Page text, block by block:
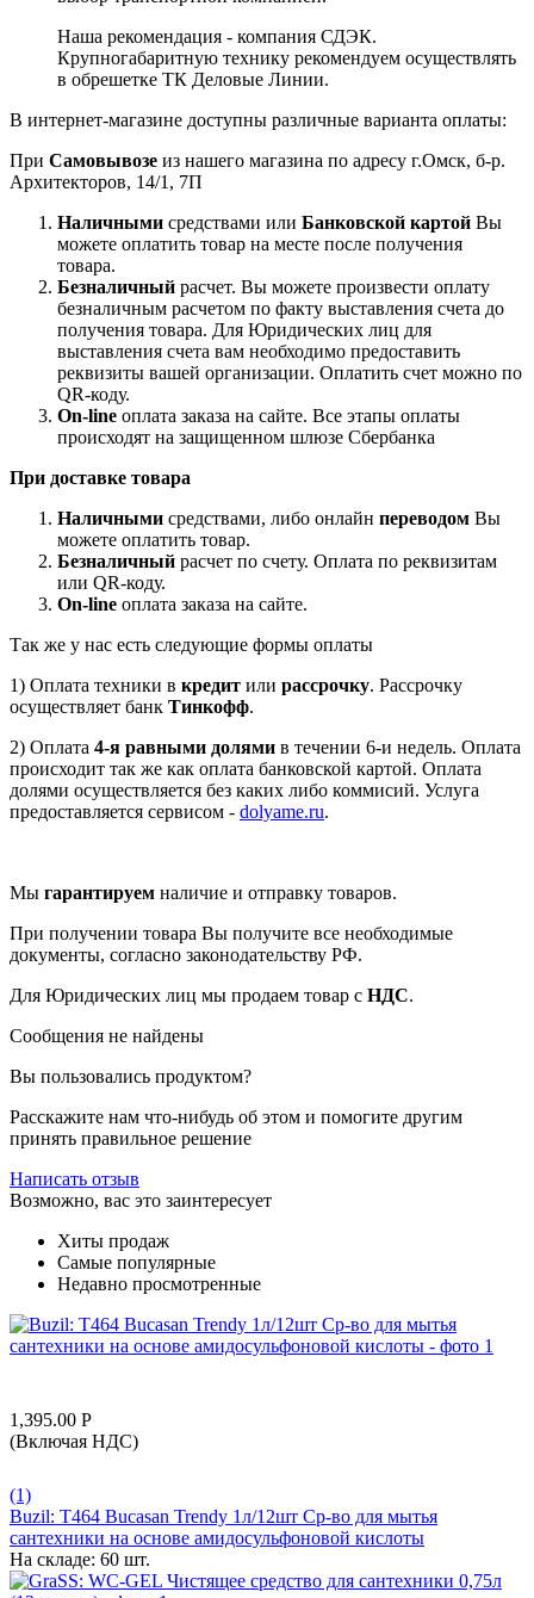
Наша рекомендация - компания СДЭК.
Крупногабаритную технику рекомендуем осуществлять
в обрешетке ТК Деловые Линии.
В интернет-магазине доступны различные варианта оплаты:
При Самовывозе из нашего магазина по адресу г.Омск, б-р.
Архитекторов, 14/1, 7П
Наличными средствами или Банковской картой Вы
можете оплатить товар на месте после получения
товара.
Безналичный расчет. Вы можете произвести оплату
безналичным расчетом по факту выставления счета до
получения товара. Для Юридических лиц для
выставления счета вам необходимо предоставить
реквизиты вашей организации. Оплатить счет можно по
QR-коду.
On-line оплата заказа на сайте. Все этапы оплаты
происходят на защищенном шлюзе Сбербанка
При доставке товара
Наличными средствами, либо онлайн переводом Вы
можете оплатить товар.
Безналичный расчет по счету. Оплата по реквизитам
или QR-коду.
On-line оплата заказа на сайте.
Так же у нас есть следующие формы оплаты
1) Оплата техники в кредит или рассрочку. Рассрочку
осуществляет банк Тинкофф.
2) Оплата 4-я равными долями в течении 6-и недель. Оплата
происходит так же как оплата банковской картой. Оплата
долями осуществляется без каких либо коммисий. Услуга
предоставляется сервисом - dolyame.ru.
Мы гарантируем наличие и отправку товаров.
При получении товара Вы получите все необходимые
документы, согласно законодательству РФ.
Для Юридических лиц мы продаем товар с НДС.
Сообщения не найдены
Вы пользовались продуктом?
Расскажите нам что-нибудь об этом и помогите другим
принять правильное решение
Написать отзыв
Возможно, вас это заинтересует
Хиты продаж
Самые популярные
Недавно просмотренные
1,395.00 Р
(Включая НДС)
(1)
Buzil: T464 Bucasan Trendy 1л/12шт Ср-во для мытья
сантехники на основе амидосульфоновой кислоты
На складе: 60 шт.